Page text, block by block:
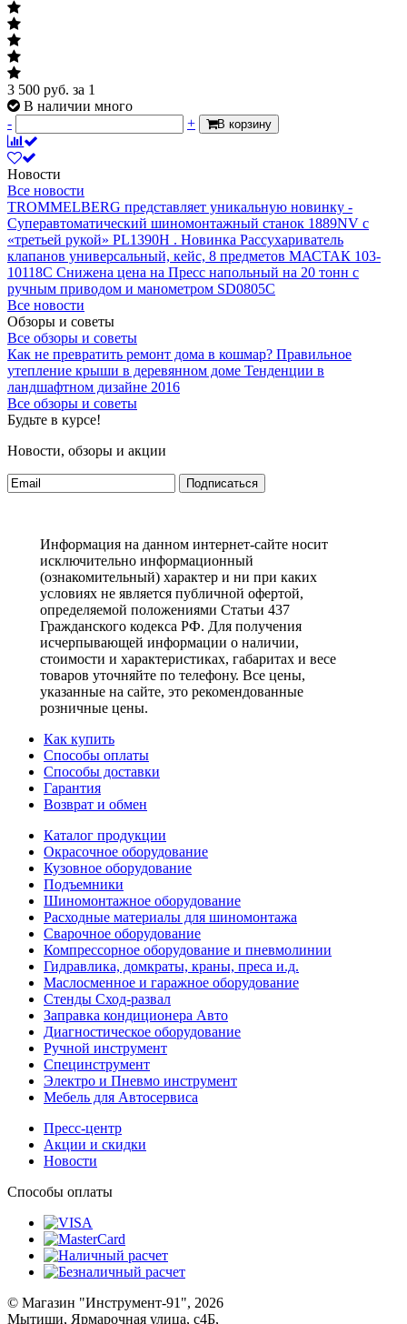
3 500 руб. за 1
В наличии много
-
+ В корзину
Новости
Все новости
TROMMELBERG представляет уникальную новинку -
Суперавтоматический шиномонтажный станок 1889NV с
«третьей рукой» PL1390H . Новинка Рассухариватель
клапанов универсальный, кейс, 8 предметов МАСТАК 103-
10118C Снижена цена на Пресс напольный на 20 тонн с
ручным приводом и манометром SD0805C
Все новости
Обзоры и советы
Все обзоры и советы
Как не превратить ремонт дома в кошмар? Правильное
утепление крыши в деревянном доме Тенденции в
ландшафтном дизайне 2016
Все обзоры и советы
Будьте в курсе!
Новости, обзоры и акции
Подписаться
Информация на данном интернет-сайте носит
исключительно информационный
(ознакомительный) характер и ни при каких
условиях не является публичной офертой,
определяемой положениями Статьи 437
Гражданского кодекса РФ. Для получения
исчерпывающей информации о наличии,
стоимости и характеристиках, габаритах и весе
товаров уточняйте по телефону. Все цены,
указанные на сайте, это рекомендованные
розничные цены.
Как купить
Способы оплаты
Способы доставки
Гарантия
Возврат и обмен
Каталог продукции
Окрасочное оборудование
Кузовное оборудование
Подъемники
Шиномонтажное оборудование
Расходные материалы для шиномонтажа
Сварочное оборудование
Компрессорное оборудование и пневмолинии
Гидравлика, домкраты, краны, преса и.д.
Маслосменное и гаражное оборудование
Стенды Сход-развал
Заправка кондиционера Авто
Диагностическое оборудование
Ручной инструмент
Специнструмент
Электро и Пневмо инструмент
Мебель для Автосервиса
Пресс-центр
Акции и скидки
Новости
Способы оплаты
© Магазин "Инструмент-91", 2026
Мытищи, Ярмарочная улица, с4Б,